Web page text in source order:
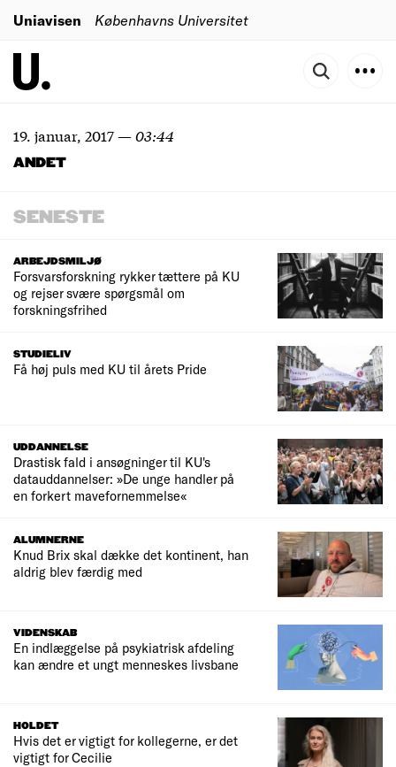
Uniavisen Københavns Universitet
19. januar, 2017—03:44
ANDET
SENESTE
ARBEJDSMILJØ
Forsvarsforskning rykker tættere på KU
og rejser svære spørgsmål om
forskningsfrihed
STUDIELIV
Få høj puls med KU til årets Pride
UDDANNELSE
Drastisk fald i ansøgninger til KU's
datauddannelser: »De unge handler på
en forkert mavefornemmelse«
ALUMNERNE
Knud Brix skal dække det kontinent, han
aldrig blev færdig med
VIDENSKAB
En indlæggelse på psykiatrisk afdeling
kan ændre et ungt menneskes livsbane
HOLDET
Hvis det er vigtigt for kollegerne, er det
vigtigt for Cecilie